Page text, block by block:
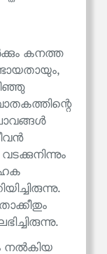
കനത്ത
നൽകിയ